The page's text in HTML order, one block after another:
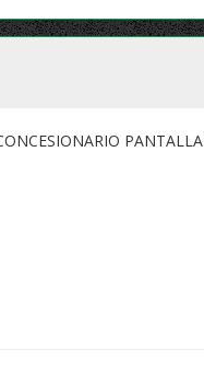
PANTALLA